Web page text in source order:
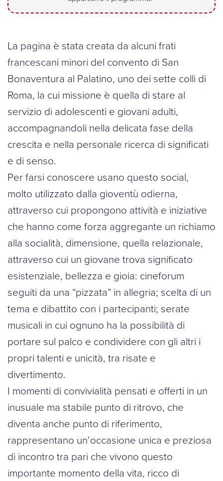
La pagina è stata creata da alcuni frati
francescani minori del convento di San
Bonaventura al Palatino, uno dei sette colli di
Roma, la cui missione è quella di stare al
servizio di adolescenti e giovani adulti,
accompagnandoli nella delicata fase della
crescita e nella personale ricerca di significati
e di senso.
Per farsi conoscere usano questo social,
molto utilizzato dalla gioventù odierna,
attraverso cui propongono attività e iniziative
che hanno come forza aggregante un richiamo
alla socialità, dimensione, quella relazionale,
attraverso cui un giovane trova significato
esistenziale, bellezza e gioia: cineforum
seguiti da una “pizzata” in allegria; scelta di un
tema e dibattito con i partecipanti; serate
musicali in cui ognuno ha la possibilità di
portare sul palco e condividere con gli altri i
propri talenti e unicità, tra risate e
divertimento.
I momenti di convivialità pensati e offerti in un
inusuale ma stabile punto di ritrovo, che
diventa anche punto di riferimento,
rappresentano un’occasione unica e preziosa
di incontro tra pari che vivono questo
importante momento della vita, ricco di